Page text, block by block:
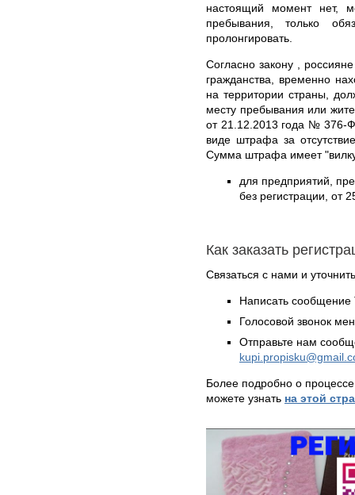
настоящий момент нет,
пребывания, только
пролонгировать.
Согласно закону ,
гражданства, временно
на территории страны,
месту пребывания или
от 21.12.2013 года № 376-
виде штрафа за
Сумма штрафа имеет
для предприятий,
без регистрации, от
Как заказать
Связаться с нами и
Написать
Голосовой звонок
Отправьте нам
Более подробно о
можете узнать на этой